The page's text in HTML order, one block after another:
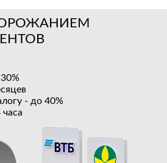
- до 40%